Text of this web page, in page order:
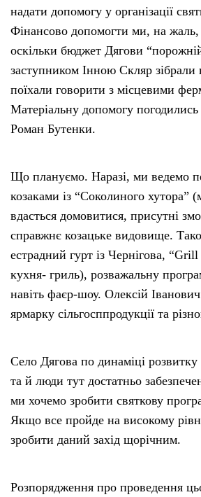
надати допомогу у організації
Фінансово допомогти ми, на
оскільки бюджет Дягови
заступником Інною Скляр зібрали
поїхали говорити з місцевими
Матеріальну допомогу
Роман Бутенки.
Що плануємо. Наразі, ми ведемо
козаками із “Соколиного хутора”
вдасться домовитися, присутні
справжнє козацьке видовище.
естрадний гурт із Чернігова,
кухня- гриль), розважальну
навіть фаєр-шоу. Олексій Іванович
ярмарку сільгосппродукції та
Село Дягова по динаміці
та й люди тут достатньо
ми хочемо зробити святкову
Якщо все пройде на високому
зробити даний захід щорічним.
Розпорядження про проведення